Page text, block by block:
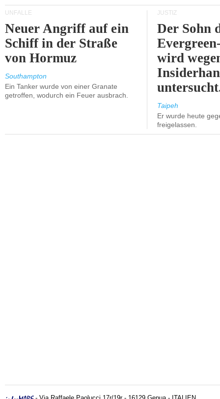
UNFÄLLE
Neuer Angriff auf ein
Schiff in der Straße
von Hormuz
Southampton
Ein Tanker wurde von einer Granate
getroffen, wodurch ein Feuer ausbrach.
JUSTIZ
Der Sohn
wird
Taipeh
Er wurde heute
freigelassen.